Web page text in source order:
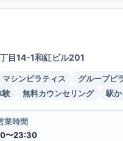
目14-1和紅ビル201
マシンピラティス グループピ
験 無料カウンセリング 駅
業時間
〜23:30